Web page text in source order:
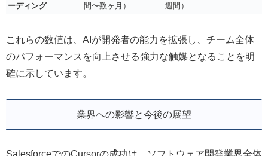
ーディング
間〜数ヶ月）
週間）
これらの数値は、AIが開発者の能力を拡張し、チーム全体
のパフォーマンスを向上させる強力な触媒となることを明
確に示しています。
業界への影響と今後の展望
SalesforceでのCursorの成功は、ソフトウェア開発業界全体